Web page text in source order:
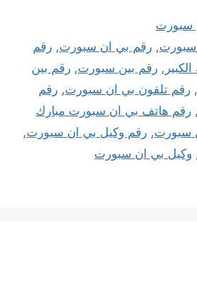
سبورت
سبورت,رقم بي ان سبورت,رقم
, رقم بين سبورت, رقم بين
, رقم تلفون بي ان سبورت, رقم
, رقم هاتف بي ان سبورت مبارك
سبورت, رقم وكيل بي ان سبورت,
وكيل بي ان سبورت